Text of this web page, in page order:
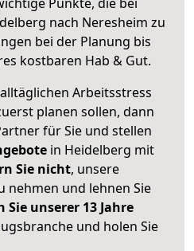
nach Neresheim zu
bei der Planung bis
kostbaren Hab & Gut.
Arbeitsstress
planen sollen, dann
für Sie und stellen
in Heidelberg mit
Sie nicht, unsere
nehmen und lehnen Sie
Sie unserer 13 Jahre
und holen Sie